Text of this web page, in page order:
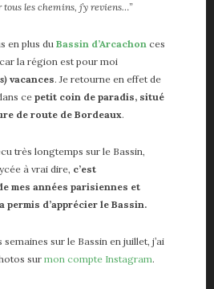
tous les chemins, j’y reviens…”
en plus du Bassin d’Arcachon ces
la région est pour moi
vacances. Je retourne en effet de
ce petit coin de paradis, situé
de route de Bordeaux.
très longtemps sur le Bassin,
à vrai dire, c’est
mes années parisiennes et
permis d’apprécier le Bassin.
sur le Bassin en juillet, j’ai
sur mon compte Instagram.